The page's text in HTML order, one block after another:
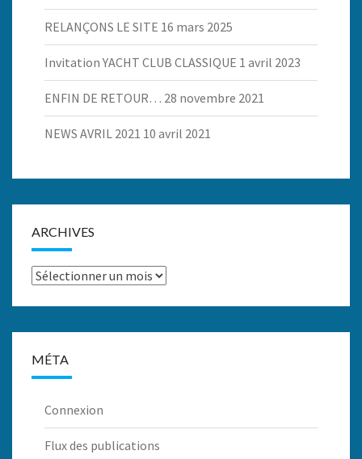
RELANÇONS LE SITE 16 mars 2025
Invitation YACHT CLUB CLASSIQUE 1 avril 2023
ENFIN DE RETOUR… 28 novembre 2021
NEWS AVRIL 2021 10 avril 2021
ARCHIVES
Archives
MÉTA
Connexion
Flux des publications